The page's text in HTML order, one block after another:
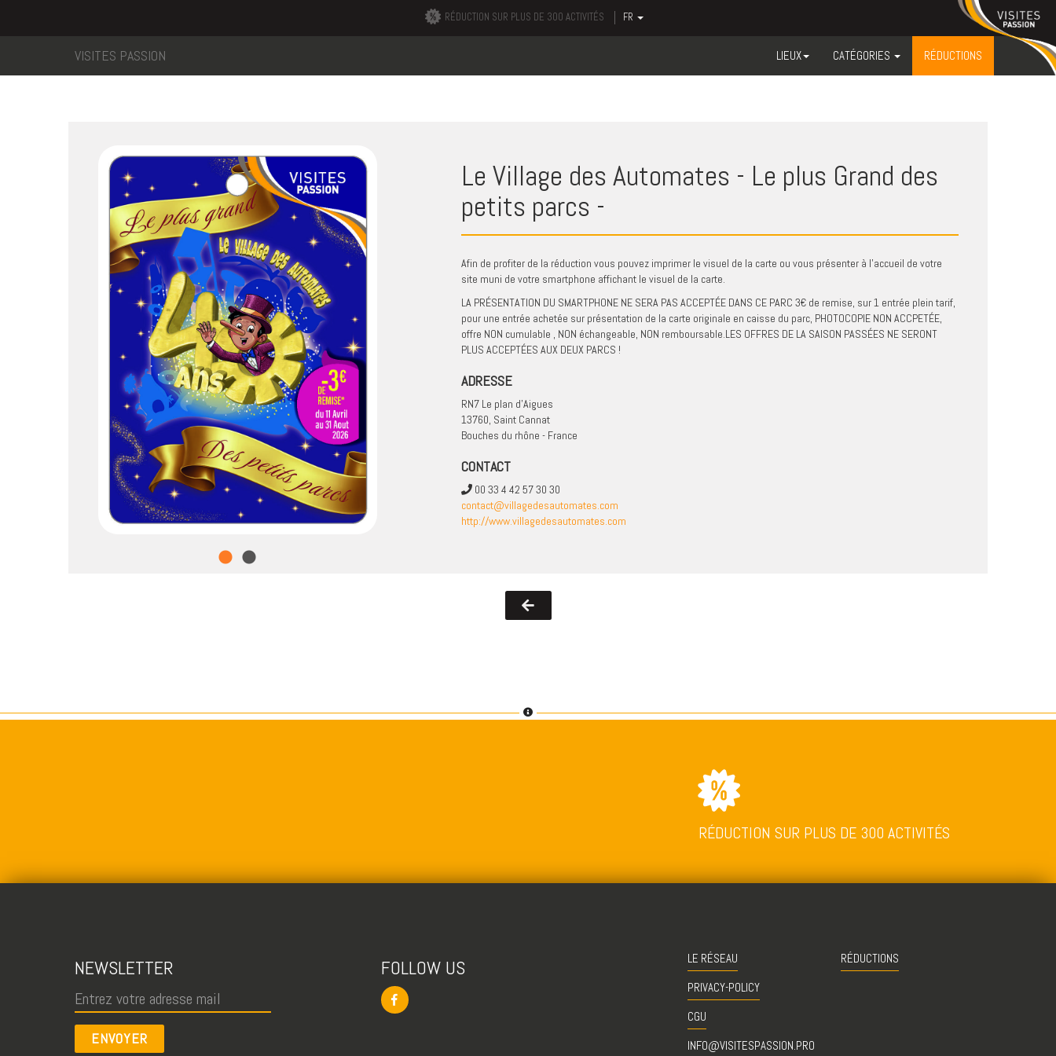
RÉDUCTION SUR PLUS DE 300 ACTIVITÉS FR
VISITES PASSION LIEUX CATÉGORIES RÉDUCTIONS
Le Village des Automates - Le plus Grand des
petits parcs -
Afin de profiter de la réduction vous pouvez imprimer le visuel de la carte ou vous présenter à l'accueil de votre
site muni de votre smartphone affichant le visuel de la carte.
LA PRÉSENTATION DU SMARTPHONE NE SERA PAS ACCEPTÉE DANS CE PARC 3€ de remise, sur 1 entrée plein tarif,
pour une entrée achetée sur présentation de la carte originale en caisse du parc, PHOTOCOPIE NON ACCPETÉE,
offre NON cumulable , NON échangeable, NON remboursable.LES OFFRES DE LA SAISON PASSÉES NE SERONT
PLUS ACCEPTÉES AUX DEUX PARCS !
ADRESSE
RN7 Le plan d'Aigues
13760, Saint Cannat
Bouches du rhône - France
CONTACT
00 33 4 42 57 30 30
contact@villagedesautomates.com
http://www.villagedesautomates.com
RÉDUCTION SUR PLUS DE 300 ACTIVITÉS
NEWSLETTER
ENVOYER
FOLLOW US
LE RÉSEAU
PRIVACY-POLICY
CGU
INFO@VISITESPASSION.PRO
RÉDUCTIONS